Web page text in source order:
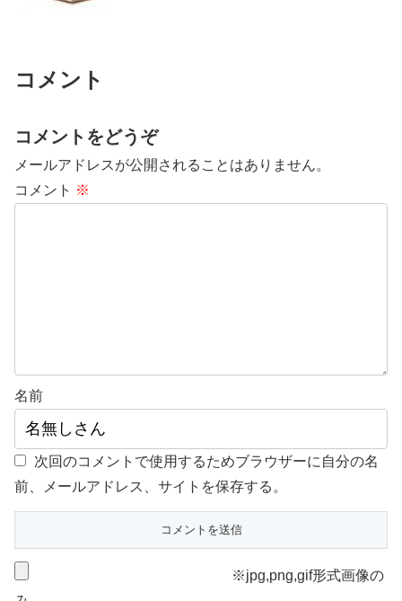
コメント
コメントをどうぞ
メールアドレスが公開されることはありません。
コメント ※
名前
次回のコメントで使用するためブラウザーに自分の名
前、メールアドレス、サイトを保存する。
※jpg,png,gif形式画像の